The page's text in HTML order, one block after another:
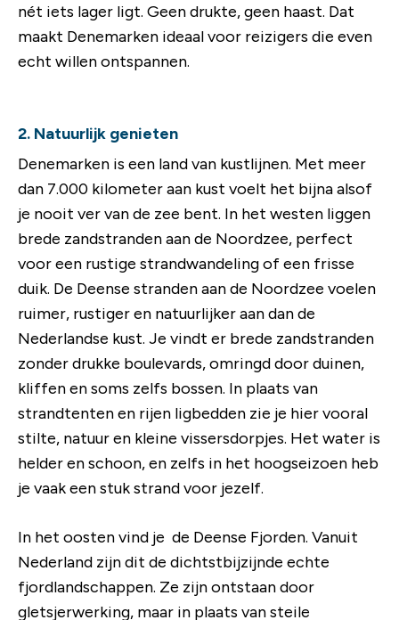
nét iets lager ligt. Geen drukte, geen haast. Dat
maakt Denemarken ideaal voor reizigers die even
echt willen ontspannen.
2. Natuurlijk genieten
Denemarken is een land van kustlijnen. Met meer
dan 7.000 kilometer aan kust voelt het bijna alsof
je nooit ver van de zee bent. In het westen liggen
brede zandstranden aan de Noordzee, perfect
voor een rustige strandwandeling of een frisse
duik. De Deense stranden aan de Noordzee voelen
ruimer, rustiger en natuurlijker aan dan de
Nederlandse kust. Je vindt er brede zandstranden
zonder drukke boulevards, omringd door duinen,
kliffen en soms zelfs bossen. In plaats van
strandtenten en rijen ligbedden zie je hier vooral
stilte, natuur en kleine vissersdorpjes. Het water is
helder en schoon, en zelfs in het hoogseizoen heb
je vaak een stuk strand voor jezelf.
In het oosten vind je de Deense Fjorden. Vanuit
Nederland zijn dit de dichtstbijzijnde echte
fjordlandschappen. Ze zijn ontstaan door
gletsjerwerking, maar in plaats van steile